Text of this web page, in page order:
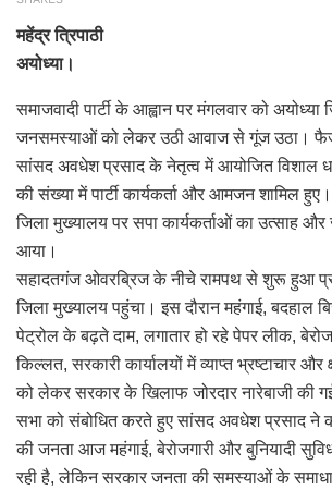
महेंद्र त्रिपाठी
अयोध्या।
समाजवादी पार्टी के आह्वान पर मंगलवार को अयोध्या
जनसमस्याओं को लेकर उठी आवाज से गूंज उठा।
सांसद अवधेश प्रसाद के नेतृत्व में आयोजित विशाल
की संख्या में पार्टी कार्यकर्ता और आमजन शामिल
जिला मुख्यालय पर सपा कार्यकर्ताओं का उत्साह
आया।
सहादतगंज ओवरब्रिज के नीचे रामपथ से शुरू हुआ
जिला मुख्यालय पहुंचा। इस दौरान महंगाई, बदहाल
पेट्रोल के बढ़ते दाम, लगातार हो रहे पेपर लीक,
किल्लत, सरकारी कार्यालयों में व्याप्त भ्रष्टाचार
को लेकर सरकार के खिलाफ जोरदार नारेबाजी की
सभा को संबोधित करते हुए सांसद अवधेश प्रसाद ने
की जनता आज महंगाई, बेरोजगारी और बुनियादी
रही है, लेकिन सरकार जनता की समस्याओं के